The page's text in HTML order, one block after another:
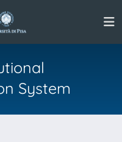
System